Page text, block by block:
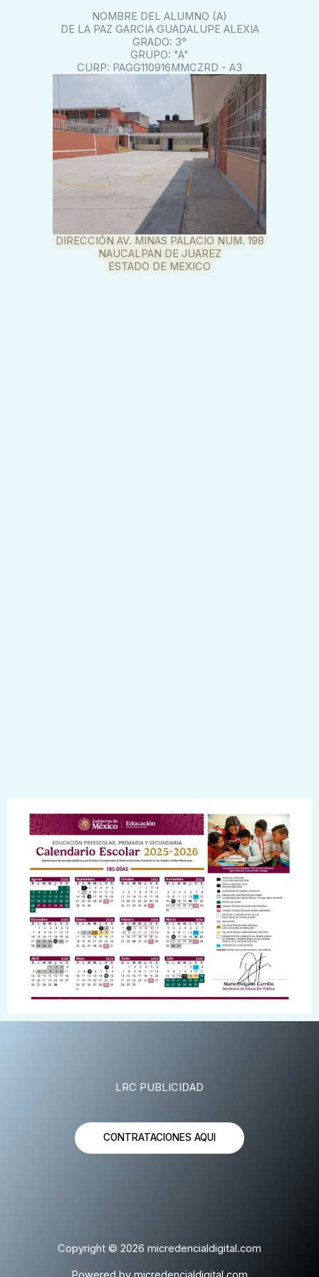
NOMBRE DEL ALUMNO (A)
DE LA PAZ GARCIA GUADALUPE ALEXIA
GRADO: 3°
GRUPO: "A"
CURP: PAGG110916MMCZRD - A3
DIRECCIÓN AV. MINAS PALACIO NUM. 198
NAUCALPAN DE JUAREZ
ESTADO DE MEXICO
LRC PUBLICIDAD
CONTRATACIONES AQUI
Copyright © 2026 micredencialdigital.com